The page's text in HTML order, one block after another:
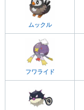
ムックル
フワライド